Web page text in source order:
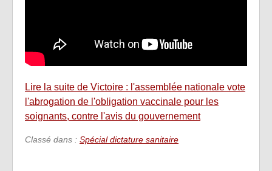
Lire la suite de Victoire : l'assemblée nationale vote
l'abrogation de l'obligation vaccinale pour les
soignants, contre l'avis du gouvernement
Classé dans : Spécial dictature sanitaire